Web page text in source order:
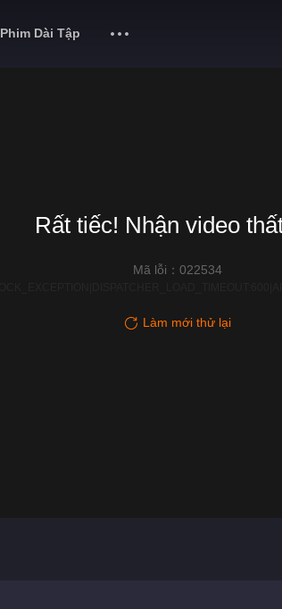
Phim Dài Tập
Rất tiếc! Nhận video
Mã lỗi：022534
Làm mới thử lại